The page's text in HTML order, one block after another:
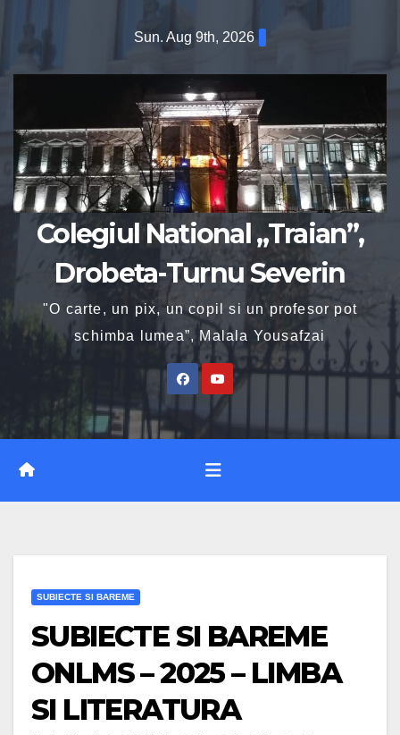
Sun. Aug 9th, 2026
Colegiul National „Traian”,
Drobeta-Turnu Severin
"O carte, un pix, un copil si un profesor pot
schimba lumea”, Malala Yousafzai
SUBIECTE SI BAREME
SUBIECTE SI BAREME
ONLMS – 2025 – LIMBA
SI LITERATURA